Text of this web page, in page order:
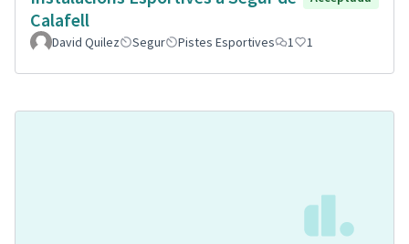
Calafell
David Quilez Segur Pistes Esportives 1 1